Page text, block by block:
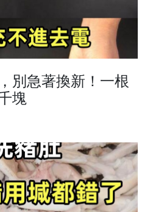
別急著換新！一根
塊